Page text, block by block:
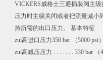
VICKERS威格士三通插装阀主
压力时主级关闭或者把流量减小
持所需的出口压力。 基本特征
zui高进口压力350 bar （5000 psi
zui高减压压力 . . . . . . . 330 bar